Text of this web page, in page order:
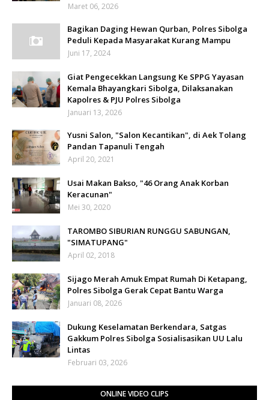
Maret 06, 2026
Bagikan Daging Hewan Qurban, Polres Sibolga
Peduli Kepada Masyarakat Kurang Mampu
Juni 17, 2024
Giat Pengecekkan Langsung Ke SPPG Yayasan
Kemala Bhayangkari Sibolga, Dilaksanakan
Kapolres & PJU Polres Sibolga
Januari 13, 2026
Yusni Salon, "Salon Kecantikan", di Aek Tolang
Pandan Tapanuli Tengah
April 20, 2021
Usai Makan Bakso, "46 Orang Anak Korban
Keracunan"
Mei 30, 2020
TAROMBO SIBURIAN RUNGGU SABUNGAN,
"SIMATUPANG"
April 02, 2018
Sijago Merah Amuk Empat Rumah Di Ketapang,
Polres Sibolga Gerak Cepat Bantu Warga
Januari 08, 2026
Dukung Keselamatan Berkendara, Satgas
Gakkum Polres Sibolga Sosialisasikan UU Lalu
Lintas
Februari 03, 2026
ONLINE VIDEO CLIPS